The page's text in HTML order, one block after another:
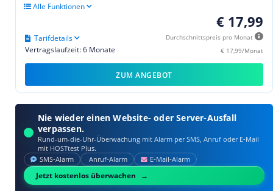
Alle Funktionen
€ 17,99
Durchschnittspreis pro Monat
€ 17,99/Monat
Vertragslaufzeit: 6 Monate
Tarifdetails
ZUM ANGEBOT
Nie wieder einen Website- oder Server-Ausfall
verpassen.
Rund-um-die-Uhr-Überwachung mit Alarm per SMS, Anruf oder E‑Mail
mit HOSTtest Plus.
SMS‑Alarm Anruf‑Alarm E‑Mail‑Alarm
Jetzt kostenlos überwachen